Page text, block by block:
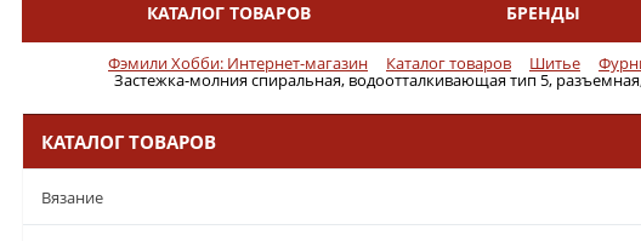
КАТАЛОГ ТОВАРОВ БРЕНДЫ
Фэмили Хобби: Интернет-магазин Каталог товаров Шитье
Застежка-молния спиральная, водоотталкивающая тип 5,
КАТАЛОГ ТОВАРОВ
Вязание